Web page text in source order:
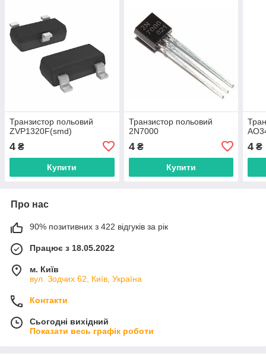
Транзистор польовий
ZVP1320F(smd)
4 ₴
Купити
Транзистор польовий
2N7000
4₴
Купити
4 ₴
Про нас
90% позитивних з 422 відгуків за рік
Працює з 18.05.2022
м. Київ
вул. Зодчих 62, Київ, Україна
Контакти
Сьогодні вихідний
Показати весь графік роботи